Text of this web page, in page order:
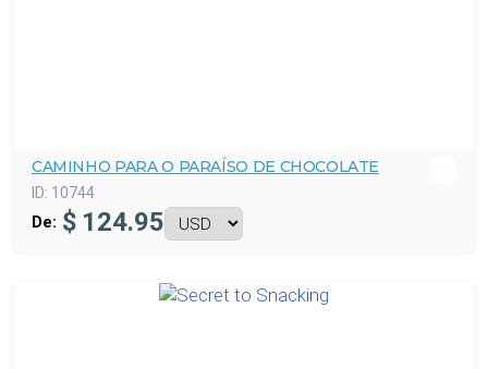
CAMINHO PARA O PARAÍSO DE CHOCOLATE
ID: 10744
De: $ 124.95